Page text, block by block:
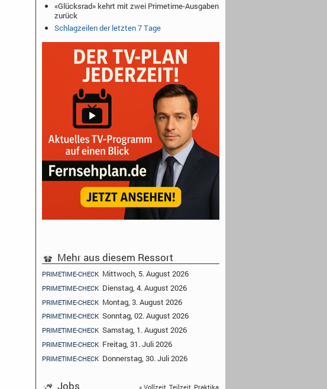
«Glücksrad» kehrt mit zwei Primetime-Ausgaben
zurück
Schlagzeilen der letzten 7 Tage
Mehr aus diesem Ressort
PRIMETIME-CHECK Mittwoch, 5. August 2026
PRIMETIME-CHECK Dienstag, 4. August 2026
PRIMETIME-CHECK Montag, 3. August 2026
PRIMETIME-CHECK Sonntag, 02. August 2026
PRIMETIME-CHECK Samstag, 1. August 2026
PRIMETIME-CHECK Freitag, 31. Juli 2026
PRIMETIME-CHECK Donnerstag, 30. Juli 2026
Jobs » Vollzeit, Teilzeit, Praktika